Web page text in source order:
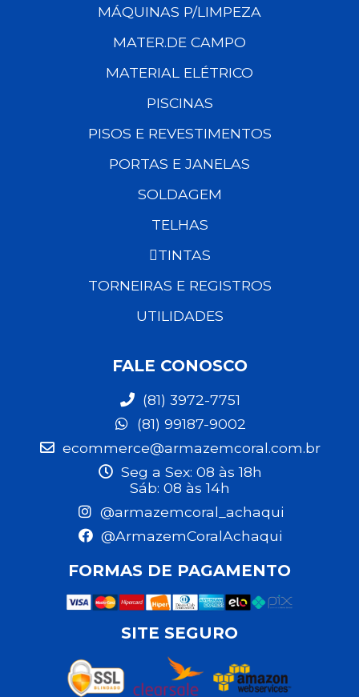
MÁQUINAS P/LIMPEZA
MATER.DE CAMPO
MATERIAL ELÉTRICO
PISCINAS
PISOS E REVESTIMENTOS
PORTAS E JANELAS
SOLDAGEM
TELHAS
TINTAS
TORNEIRAS E REGISTROS
UTILIDADES
FALE CONOSCO
(81) 3972-7751
(81) 99187-9002
ecommerce@armazemcoral.com.br
Seg a Sex: 08 às 18h
Sáb: 08 às 14h
@armazemcoral_achaqui
@ArmazemCoralAchaqui
FORMAS DE PAGAMENTO
SITE SEGURO